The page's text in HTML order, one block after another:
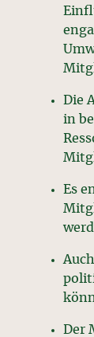
Die
in
Es
Der